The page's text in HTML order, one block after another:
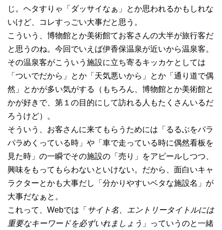
じ。ヘタすりゃ「ダッサイなぁ」とか思われるかもしれな
いけど、コレすっごい大事だと思う。
こういう、博物館とか美術館てお客さんの大半が旅行客だ
と思うのね。今回でいえば伊香保温泉が近いから温泉客。
その温泉客がこういう施設に立ち寄るキッカケとしては
「ついでだから」とか「天気悪いから」とか「通り道で偶
然」とかが多い気がする（もちろん、博物館とか美術館と
かが好きで、第１の目的にして訪れる人もたくさんいるだ
ろうけど）。
そういう、お客さんに来てもらうためには「るるぶをパラ
パラめくっている時」や「車で走っている時に偶然看板を
見た時」の一瞬でその施設の「売り」をアピールしつつ、
興味をもってもらわないといけない。だから、面白いキャ
ラクターとかも大事だし「分かりやすいベタな施設名」が
大事だなぁと。
これって、Webでは「 サイト名、エントリータイトルには
重要なキーワードを必ずいれましょう 」っていうのと一緒